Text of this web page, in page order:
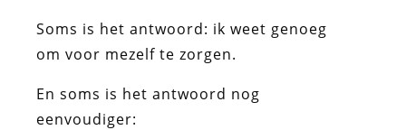
Soms is het antwoord: ik weet genoeg
om voor mezelf te zorgen.
En soms is het antwoord nog
eenvoudiger: